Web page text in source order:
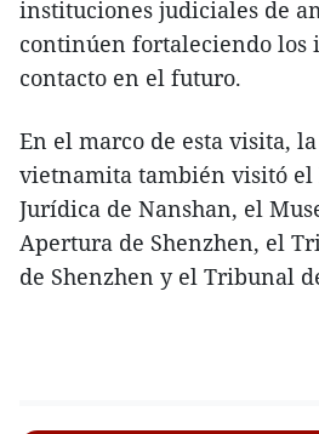
instituciones judiciales de
continúen fortaleciendo los
contacto en el futuro.
En el marco de esta visita,
vietnamita también visitó el
Jurídica de Nanshan, el
Apertura de Shenzhen, el
de Shenzhen y el Tribunal